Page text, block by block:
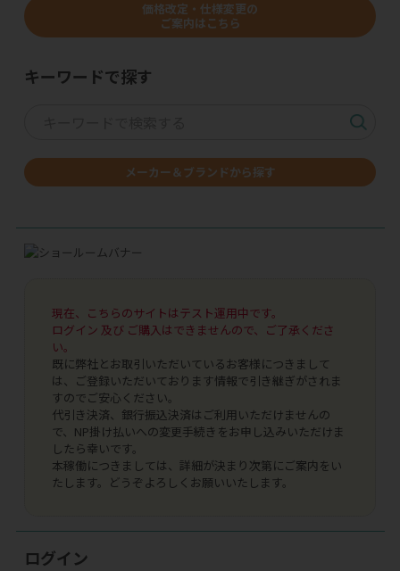
価格改定・仕様変更の
ご案内はこちら
キーワードで探す
メーカー＆ブランドから探す
現在、こちらのサイトはテスト運用中です。
ログイン 及び ご購入はできませんので、ご了承くださ
い。
既に弊社とお取引いただいているお客様につきまして
は、ご登録いただいております情報で引き継ぎがされま
すのでご安心ください。
代引き決済、銀行振込決済はご利用いただけませんの
で、NP掛け払いへの変更手続きをお申し込みいただけま
したら幸いです。
本稼働につきましては、詳細が決まり次第にご案内をい
たします。どうぞよろしくお願いいたします。
ログイン